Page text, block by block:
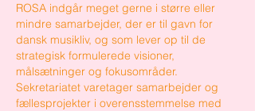
ROSA indgår meget gerne i større eller
mindre samarbejder, der er til gavn for
dansk musikliv, og som lever op til de
strategisk formulerede visioner,
målsætninger og fokusområder.
Sekretariatet varetager samarbejder og
fællesprojekter i overensstemmelse med